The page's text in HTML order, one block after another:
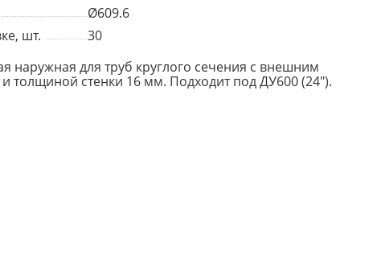
Ø609.6
шт.
30
наружная для труб круглого сечения с внешним
толщиной стенки 16 мм. Подходит под ДУ600 (24").